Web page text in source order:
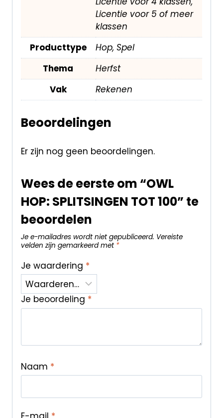
Licentie voor 5 of meer
klassen
Producttype
Hop, Spel
Thema
Herfst
Vak
Rekenen
Beoordelingen
Er zijn nog geen beoordelingen.
Wees de eerste om “OWL
HOP: SPLITSINGEN TOT 100” te
beoordelen
Je e-mailadres wordt niet gepubliceerd. Vereiste
velden zijn gemarkeerd met *
Je waardering *
Je beoordeling *
Naam *